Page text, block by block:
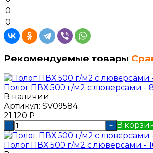
0
0
Рекомендуемые товары
Полог ПВХ 500 г/м2 с люверсами -
В наличии
Артикул: SV09584
21 120 Р
- + В
Полог ПВХ 500 г/м2 с люверсами -